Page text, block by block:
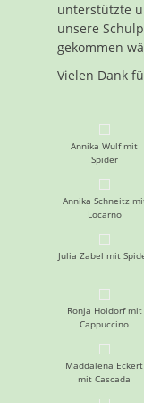
unterstützte
unsere
gekommen
Vielen Dank
Annika Wulf mit
Spider
Annika Schneitz
Locarno
Julia Zabel mit
Ronja Holdorf mit
Cappuccino
Maddalena Eckert
mit Cascada